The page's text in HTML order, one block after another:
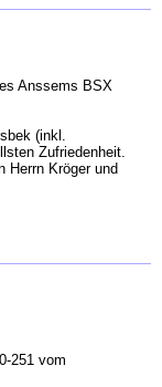
Anssems BSX
(inkl.
Zufriedenheit.
Herrn Kröger und
251 vom